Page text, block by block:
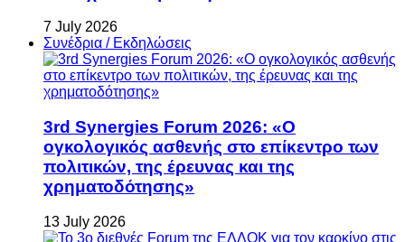
7 July 2026
Συνέδρια / Εκδηλώσεις
3rd Synergies Forum 2026: «Ο
ογκολογικός ασθενής στο επίκεντρο των
πολιτικών, της έρευνας και της
χρηματοδότησης»
13 July 2026